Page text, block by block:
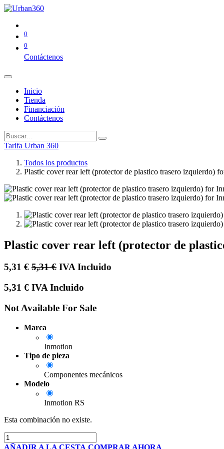
0
0
Contáctenos
Inicio
Tienda
Financiación
Contáctenos
Tarifa Urban 360
Todos los productos
Plastic cover rear left (protector de plastico trasero izquierdo)
Plastic cover rear left (protector de
5,31 € 5,31€ IVA Incluido
5,31 € IVA Incluido
Not Available For Sale
Marca
Inmotion
Tipo de pieza
Componentes mecánicos
Modelo
Inmotion RS
Esta combinación no existe.
AÑADIR A LA CESTA COMPRAR AHORA